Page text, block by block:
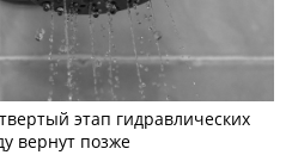
этап гидравлических
вернут позже